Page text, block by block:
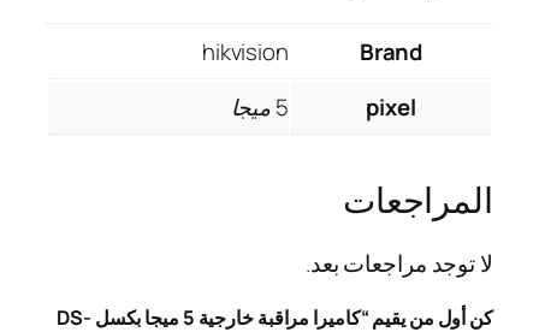
Brand
hikvision
pixel
5 ميجا
المراجعات
لا توجد مراجعات بعد.
كن أول من يقيم “كاميرا مراقبة خارجية 5 ميجا بكسل DS-